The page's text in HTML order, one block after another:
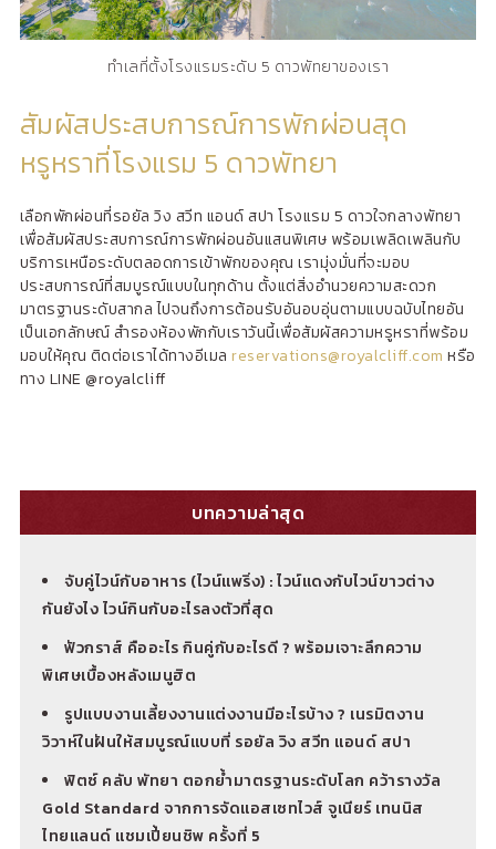
ทำเลที่ตั้งโรงแรมระดับ 5 ดาวพัทยาของเรา
สัมผัสประสบการณ์การพักผ่อนสุด
หรูหราที่โรงแรม 5 ดาวพัทยา
เลือกพักผ่อนที่รอยัล วิง สวีท แอนด์ สปา โรงแรม 5 ดาวใจกลางพัทยา
เพื่อสัมผัสประสบการณ์การพักผ่อนอันแสนพิเศษ พร้อมเพลิดเพลินกับ
บริการเหนือระดับตลอดการเข้าพักของคุณ เรามุ่งมั่นที่จะมอบ
ประสบการณ์ที่สมบูรณ์แบบในทุกด้าน ตั้งแต่สิ่งอำนวยความสะดวก
มาตรฐานระดับสากล ไปจนถึงการต้อนรับอันอบอุ่นตามแบบฉบับไทยอัน
เป็นเอกลักษณ์ สำรองห้องพักกับเราวันนี้เพื่อสัมผัสความหรูหราที่พร้อม
มอบให้คุณ ติดต่อเราได้ทางอีเมลreservations@royalcliff.com หรือ
ทาง LINE @royalcliff
บทความล่าสุด
จับคู่ไวน์กับอาหาร (ไวน์แพริ่ง) : ไวน์แดงกับไวน์ขาวต่าง
กันยังไง ไวน์กินกับอะไรลงตัวที่สุด
ฟัวกราส์ คืออะไร กินคู่กับอะไรดี ? พร้อมเจาะลึกความ
พิเศษเบื้องหลังเมนูฮิต
รูปแบบงานเลี้ยงงานแต่งงานมีอะไรบ้าง ? เนรมิตงาน
วิวาห์ในฝันให้สมบูรณ์แบบที่ รอยัล วิง สวีท แอนด์ สปา
ฟิตซ์ คลับ พัทยา ตอกย้ำมาตรฐานระดับโลก คว้ารางวัล
Gold Standard จากการจัดแอสเซทไวส์ จูเนียร์ เทนนิส
ไทยแลนด์ แชมเปี้ยนชิพ ครั้งที่ 5